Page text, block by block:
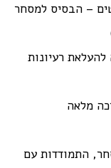
ל 70 ע"מ מפורטים – הבסיס למסחר
רעיונות
מלאה
התמודדות עם